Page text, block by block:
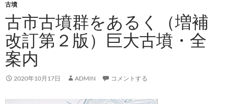
ツ
へ
キ
ッ
プ
古墳
古市古墳群をあるく（増補
改訂第２版）巨大古墳・全
案内
2020年10月17日 ADMIN コメントする